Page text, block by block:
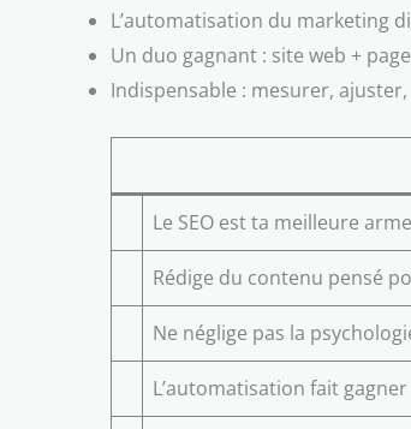
L’automatisation du marketing
Un duo gagnant : site web +
Indispensable : mesurer,
Le SEO est ta meilleure
Rédige du contenu pensé
Ne néglige pas la
L’automatisation fait